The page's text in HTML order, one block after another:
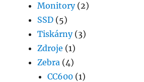
Monitory(2)
SSD (5)
Tiskárny(3)
Zdroje (1)
Zebra (4)
CC600 (1)